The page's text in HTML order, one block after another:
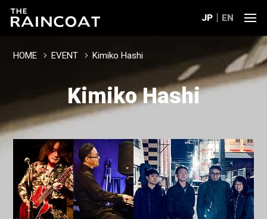
JP EN
HOME EVENT Kimiko Hashi
Kimiko Hashi